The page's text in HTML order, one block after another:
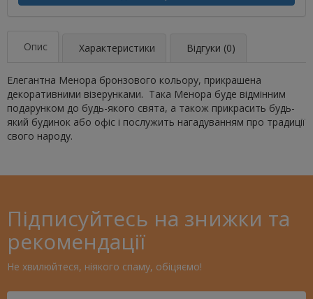
Опис Характеристики Відгуки (0)
Елегантна Менора бронзового кольору, прикрашена
декоративними візерунками. Така Менора буде відмінним
подарунком до будь-якого свята, а також прикрасить будь-
який будинок або офіс і послужить нагадуванням про традиції
свого народу.
Підписуйтесь на знижки та
рекомендації
Не хвилюйтеся, ніякого спаму, обіцяємо!